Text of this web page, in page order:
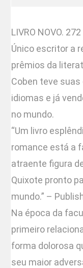
LIVRO NOVO.
Único escritor a
prêmios da
Coben teve
idiomas e já
no mundo.
“Um livro
romance está a
atraente figura
Quixote pronto
mundo.” –
Na época da
primeiro
forma dolorosa
seu maior